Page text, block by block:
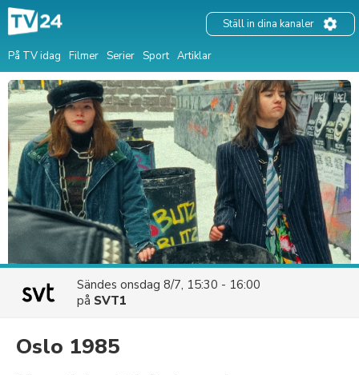
På TV idag Filmer Serier Sport Artiklar
Ställ in dina kanaler
Sändes onsdag 8/7, 15:30 - 16:00
på SVT1
Oslo 1985